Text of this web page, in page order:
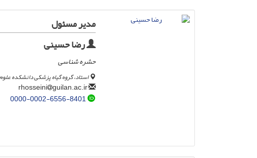
مدیر مسئول
رضا حسینی
حشره شناسی
استاد، گروه گیاه پزشکی دانشکده
guilan.ac.ir
0000-0002-6556-8401